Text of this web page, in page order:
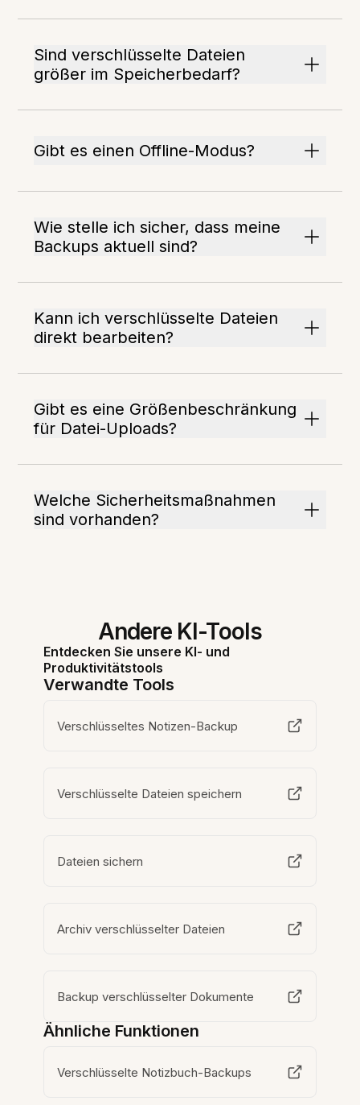
Sind verschlüsselte Dateien
größer im Speicherbedarf?
Gibt es einen Offline-Modus?
Wie stelle ich sicher, dass meine
Backups aktuell sind?
Kann ich verschlüsselte Dateien
direkt bearbeiten?
Gibt es eine Größenbeschränkung
für Datei-Uploads?
Welche Sicherheitsmaßnahmen
sind vorhanden?
Andere KI-Tools
Entdecken Sie unsere KI- und
Produktivitätstools
Verwandte Tools
Verschlüsseltes Notizen-Backup
Verschlüsselte Dateien speichern
Dateien sichern
Archiv verschlüsselter Dateien
Backup verschlüsselter Dokumente
Ähnliche Funktionen
Verschlüsselte Notizbuch-Backups